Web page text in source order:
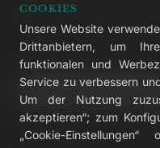
All-inclusive-Hotels
LIVVO Plus
COOKIES
Unsere Website
Drittanbietern, um
funktionalen und
Service zu verbessern
Um der Nutzung
akzeptieren“; zum
„Cookie-